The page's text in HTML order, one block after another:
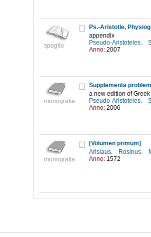
spoglio
Ps.-Aristotle,
appendix
Pseudo-Aristoteles.
Anno: 2007
monografia
Supplementa
a new edition of
Pseudo-Aristoteles.
Anno: 2006
monografia
[Volumen primum]
Arislaus.
Rosinus.
Anno: 1572